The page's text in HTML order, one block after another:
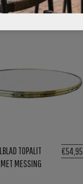
TOPALIT
MESSING
€54,95